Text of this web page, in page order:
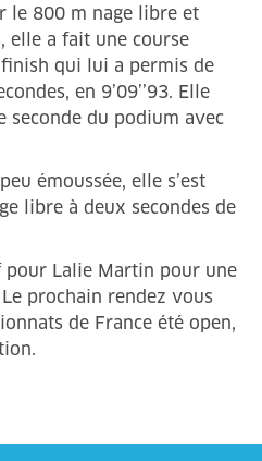
le 800 m nage libre et
elle a fait une course
qui lui a permis de
en 9’09’’93. Elle
seconde du podium avec
émoussée, elle s’est
libre à deux secondes de
Lalie Martin pour une
prochain rendez vous
de France été open,